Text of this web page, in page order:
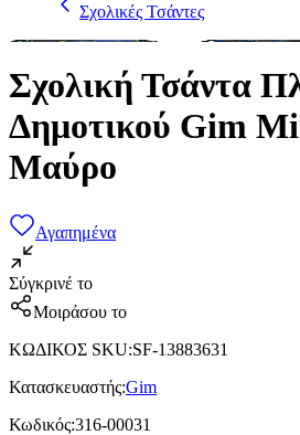
Σχολικές Τσάντες
Σχολική Τσάντα
Δημοτικού Gim
Μαύρο
Αγαπημένα
Σύγκρινέ το
Μοιράσου το
ΚΩΔΙΚΟΣ SKU:SF-13883631
Κατασκευαστής:Gim
Κωδικός:316-00031